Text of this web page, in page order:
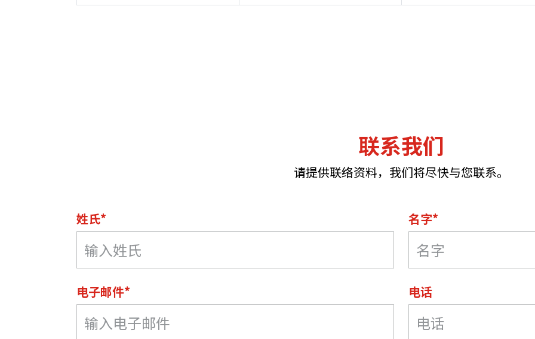
商业机遇：政府招标公告 推荐表格
关联网站
香港家族办公室 新资本投资者入境计划
联系我们
请提供联络资料，我们将尽快与您联系。
姓氏* 名字*
电子邮件* 电话